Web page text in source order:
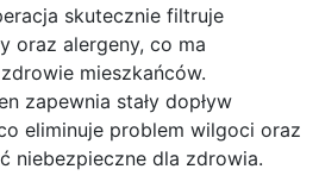
skutecznie filtruje
oraz alergeny, co ma
mieszkańców.
zapewnia stały dopływ
eliminuje problem wilgoci oraz
niebezpieczne dla zdrowia.